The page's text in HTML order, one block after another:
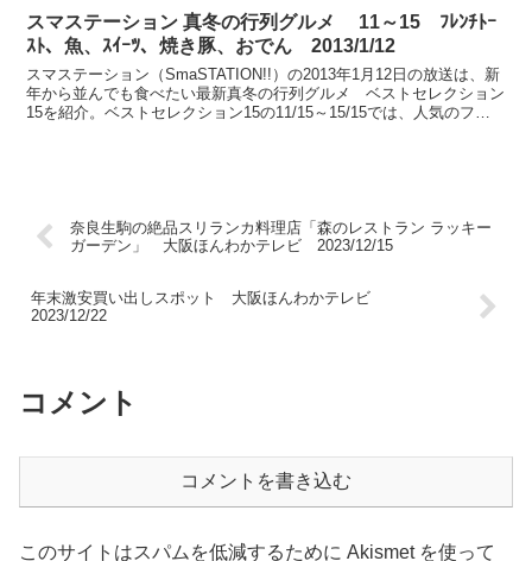
スマステーション 真冬の行列グルメ 11～15 ﾌﾚﾝﾁﾄｰ
ｽﾄ、魚、ｽｲｰﾂ、焼き豚、おでん 2013/1/12
スマステーション（SmaSTATION!!）の2013年1月12日の放送は、新
年から並んでも食べたい最新真冬の行列グルメ ベストセレクション
15を紹介。ベストセレクション15の11/15～15/15では、人気のフレ
奈良生駒の絶品スリランカ料理店「森のレストラン ラッキー
ガーデン」 大阪ほんわかテレビ 2023/12/15
年末激安買い出しスポット 大阪ほんわかテレビ
2023/12/22
コメント
コメントを書き込む
このサイトはスパムを低減するために Akismet を使って